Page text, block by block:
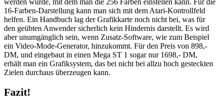
16-Farben-Darstellung kann man sich mit dem Atari-Kontrollfeld
helfen. Ein Handbuch lag der Grafikkarte noch nicht bei, was für
den geübten Anwender sicherlich kein Hindernis darstellt. Es wird
aber unumgänglich sein, wenn Zusatz-Software, wie zum Beispiel
ein Video-Mode-Generator, hinzukommt. Für den Preis von 898,-
DM, und eingebaut in einen Mega ST 1 sogar nur 1698,- DM,
erhält man ein Grafiksystem, das bei nicht bei allzu hoch gesteckten
Zielen durchaus überzeugen kann.
Fazit!